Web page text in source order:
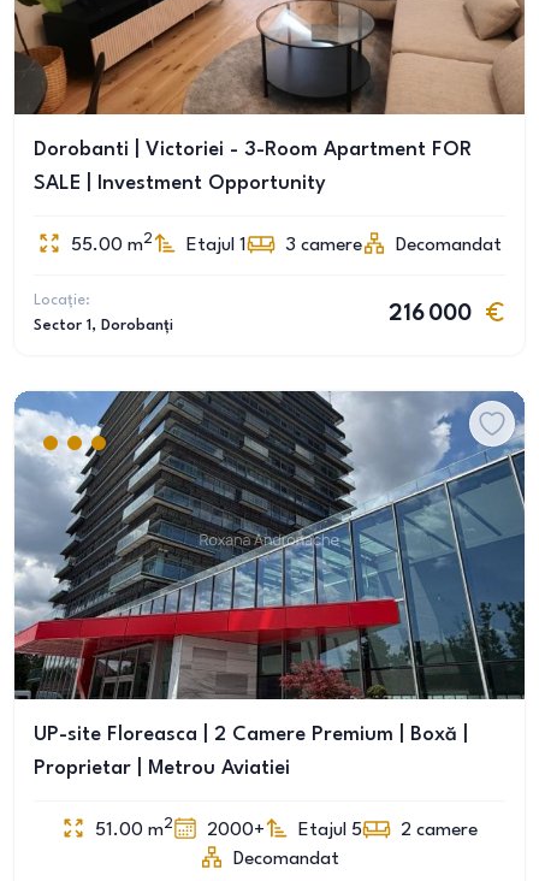
Dorobanti | Victoriei - 3-Room Apartment FOR
SALE | Investment Opportunity
55.00 m2 Etajul 1 3 camere Decomandat
Locație:
Sector 1 , Dorobanți
216 000
UP-site Floreasca | 2 Camere Premium | Boxă |
Proprietar | Metrou Aviatiei
51.00 m2 2000+ Etajul 5 2 camere
Decomandat